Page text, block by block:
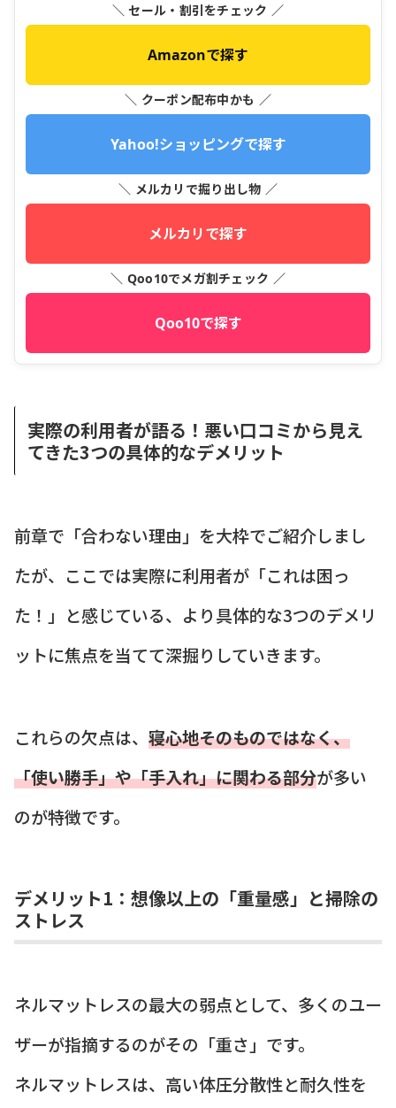
＼ セール・割引をチェック ／
Amazonで探す
＼ クーポン配布中かも ／
Yahoo!ショッピングで探す
＼ メルカリで掘り出し物 ／
メルカリで探す
＼ Qoo10でメガ割チェック ／
Qoo10で探す
実際の利用者が語る！悪い口コミから見え
てきた3つの具体的なデメリット
前章で「合わない理由」を大枠でご紹介しまし
たが、ここでは実際に利用者が「これは困っ
た！」と感じている、より具体的な3つのデメリ
ットに焦点を当てて深掘りしていきます。
これらの欠点は、 寝心地そのものではなく、
「使い勝手」や「手入れ」に関わる部分が多い
のが特徴です。
デメリット1：想像以上の「重量感」と掃除の
ストレス
ネルマットレスの最大の弱点として、多くのユー
ザーが指摘するのがその「重さ」です。
ネルマットレスは、高い体圧分散性と耐久性を